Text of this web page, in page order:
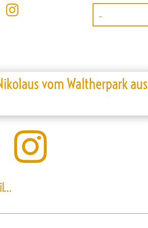

vom Waltherpark aus
